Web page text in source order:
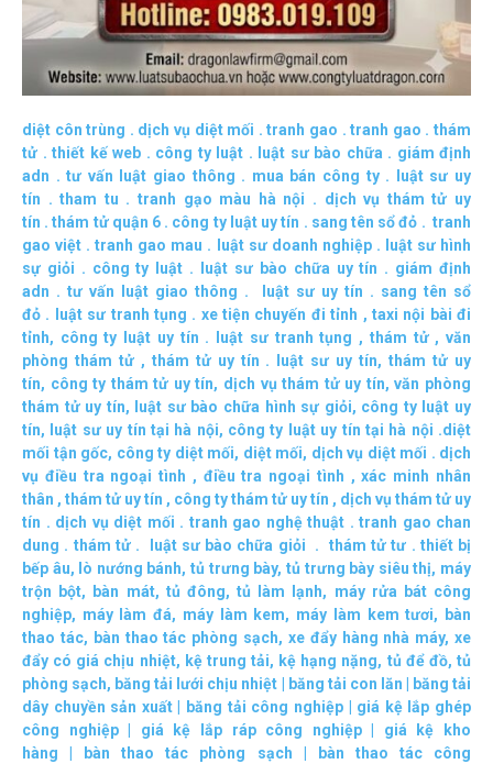
diệt côn trùng . dịch vụ diệt mối .tranh gao .tranh gao .thám
tử . thiết kế web . công ty luật . luật sư bào chữa . giám định
adn .tư vấn luật giao thông . mua bán công ty.
luật sư uy
tín .tham tu .tranh gạo màu hà nội . dịch vụ thám tử uy
tín .thám tử quận 6 . công ty luật uy tín . sang tên sổ đỏ .tranh
gao việt .tranh gao mau . luật sư doanh nghiệp.
luật sư hình
sự giỏi . công ty luật . luật sư bào chữa uy tín . giám định
adn . tư vấn luật giao thông . luật sư uy tín . sang tên sổ
đỏ . luật sư tranh tụng . xe tiện chuyến đi tỉnh , taxi nội bài đi
tỉnh, công ty luật uy tín . luật sư tranh tụng , thám tử,văn
phòng thám tử, thám tử uy tín . luật sư uy tín,thám tử uy
tín, công ty thám tử uy tín, dịch vụ thám tử uy tín,văn phòng
thám tử uy tín, luật sư bào chữa hình sự giỏi, công ty luật uy
tín, luật sư uy tín tại hà nội, công ty luật uy tín tại hà nội .diệt
mối tận gốc, công ty diệt mối, diệt mối, dịch vụ diệt mối . dịch
vụ điều tra ngoại tình , điều tra ngoại tình ,xác minh nhân
thân , thám tử uy tín , công ty thám tử uy tín , dịch vụ thám tử uy
tín . dịch vụ diệt mối . tranh gao nghệ thuật . tranh gao chan
dung . thám tử. luật sư bào chữa giỏi . thám tử tư . thiết bị
bếp âu, lò nướng bánh,tủ trưng bày, tủ trưng bày siêu thị, máy
trộn bột, bàn mát, tủ đông,tủ làm lạnh, máy rửa bát công
nghiệp, máy làm đá, máy làm kem, máy làm kem tươi, bàn
thao tác, bàn thao tác phòng sạch, xe đẩy hàng nhà máy,xe
đẩy có giá chịu nhiệt, kệ trung tải, kệ hạng nặng, tủ để đồ,tủ
phòng sạch, băng tải lưới chịu nhiệt băng tải con lăn
băng tải
dây chuyền sản xuất| băng tải công nghiệp| giá kệ lắp ghép
công nghiệp| giá kệ lắp ráp công nghiệp| giá kệ kho
hàng
bàn thao tác phòng sạch
bàn thao tác công